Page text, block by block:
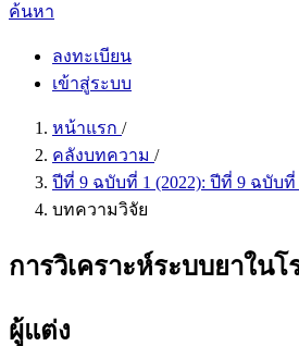
ค้นหา
ลงทะเบียน
เข้าสู่ระบบ
หน้าแรก /
คลังบทความ /
ปีที่ 9 ฉบับที่ 1 (2022): ปีที่ 9 ฉบับ
บทความวิจัย
การวิเคราะห์ระบบยาใน
ผู้แต่ง